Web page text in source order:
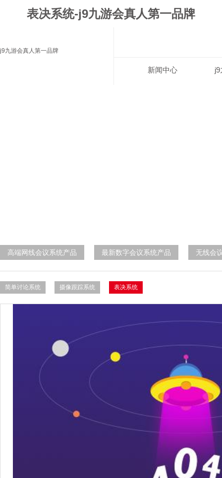
表决系统-j9九游会真人第一品牌
j9九游会真人第一品牌
新闻中心
高端网线会议系统产品 最新数字会议系统产品 无线会
简单讨论系统 摄像跟踪系统 表决系统